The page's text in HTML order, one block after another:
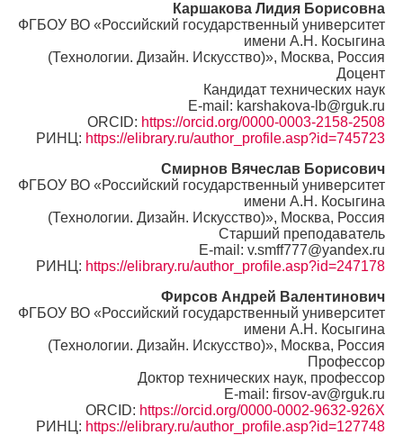
Каршакова Лидия Борисовна
ФГБОУ ВО «Российский государственный университет
имени А.Н. Косыгина
(Технологии. Дизайн. Искусство)», Москва, Россия
Доцент
Кандидат технических наук
E-mail: karshakova-lb@rguk.ru
ORCID: https://orcid.org/0000-0003-2158-2508
РИНЦ: https://elibrary.ru/author_profile.asp?id=745723
Смирнов Вячеслав Борисович
ФГБОУ ВО «Российский государственный университет
имени А.Н. Косыгина
(Технологии. Дизайн. Искусство)», Москва, Россия
Старший преподаватель
E-mail: v.smff777@yandex.ru
РИНЦ: https://elibrary.ru/author_profile.asp?id=247178
Фирсов Андрей Валентинович
ФГБОУ ВО «Российский государственный университет
имени А.Н. Косыгина
(Технологии. Дизайн. Искусство)», Москва, Россия
Профессор
Доктор технических наук, профессор
E-mail: firsov-av@rguk.ru
ORCID: https://orcid.org/0000-0002-9632-926X
РИНЦ: https://elibrary.ru/author_profile.asp?id=127748